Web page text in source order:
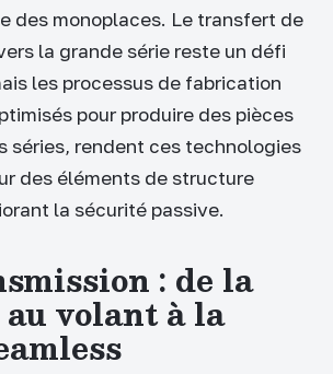
des monoplaces. Le transfert de
la grande série reste un défi
les processus de fabrication
pour produire des pièces
séries, rendent ces technologies
des éléments de structure
la sécurité passive.
: de la
volant à la